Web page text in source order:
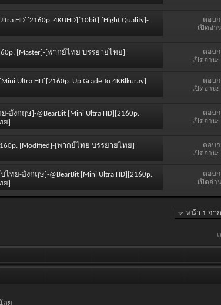
HD][2160p. 4KUHD][10bit] [Hight Quality]-
ตอบ
เปิดอ่า
[Master]-[พากย์ไทย บรรยายไทย] ตอบ
เปิดอ่าน:
Ultra HD][2160p. Up Grade To 4KBlkuray]
ตอบ
เปิดอ่าน:
-อังกฤษ]-@BearBit [Mini Ultra HD][2160p.
ย]
ตอบ
เปิดอ่าน:
[Modified]-[พากย์ไทย บรรยายไทย] ตอบ
เปิดอ่าน:
ไทย-อังกฤษ]-@BearBit [Mini Ultra HD][2160p.
ย]
ตอบ
เปิดอ่า
หน้า 1 จา
อย